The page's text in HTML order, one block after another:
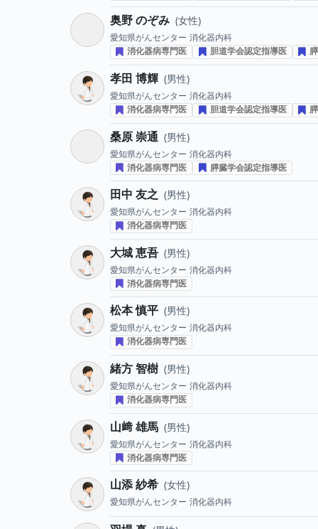
奥野 のぞみ 女性
愛知県がんセンター 消化器内科
消化器病専門医
胆道学会認定指導医
孝田 博輝 男性
愛知県がんセンター 消化器内科
消化器病専門医
胆道学会認定指導医
桑原 崇通 男性
愛知県がんセンター 消化器内科
消化器病専門医
膵臓学会認定指導医
田中 友之 男性
愛知県がんセンター 消化器内科
消化器病専門医
大城 恵吾 男性
愛知県がんセンター 消化器内科
消化器病専門医
松本 慎平 男性
愛知県がんセンター 消化器内科
消化器病専門医
緒方 智樹 男性
愛知県がんセンター 消化器内科
消化器病専門医
山﨑 雄馬 男性
愛知県がんセンター 消化器内科
消化器病専門医
山添 紗希 女性
愛知県がんセンター 消化器内科